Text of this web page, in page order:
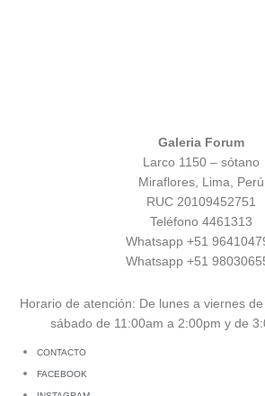
Galeria Forum
Larco 1150 – sótano
Miraflores, Lima, Perú
RUC 20109452751
Teléfono 4461313
Whatsapp +51
Whatsapp +51
Horario de atención: De lunes a viernes
sábado de 11:00am a 2:00pm y de
CONTACTO
FACEBOOK